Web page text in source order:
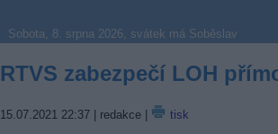
Sobota, 8. srpna 2026, svátek má Soběslav
RTVS zabezpečí LOH
15.07.2021 22:37 | redakce | tisk